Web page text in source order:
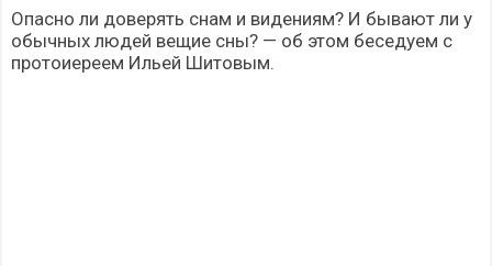
Опасно ли доверять снам и видениям? И бывают ли у
обычных людей вещие сны? — об этом беседуем с
протоиереем Ильей Шитовым.